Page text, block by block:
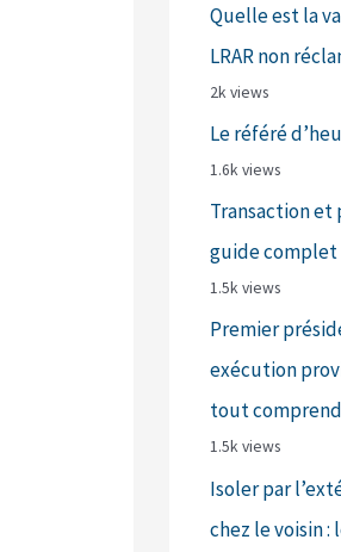
Quelle est la
LRAR non
2k views
Le référé
1.6k views
Transaction et
guide complet
1.5k views
Premier
exécution
tout
1.5k views
Isoler par
chez le voisin :